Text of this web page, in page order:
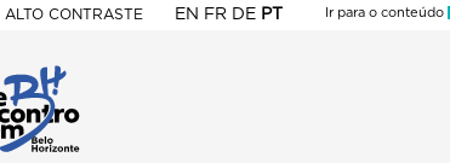
ALTO CONTRASTE EN FR DE PT
Ir para o conteúdo